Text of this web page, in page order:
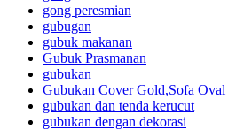
gong peresmian
gubugan
gubuk makanan
Gubuk Prasmanan
gubukan
Gubukan Cover Gold,Sofa
gubukan dan tenda kerucut
gubukan dengan dekorasi